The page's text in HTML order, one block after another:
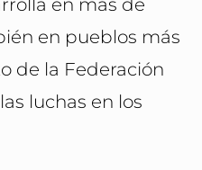
en pueblos más
de la Federación
luchas en los